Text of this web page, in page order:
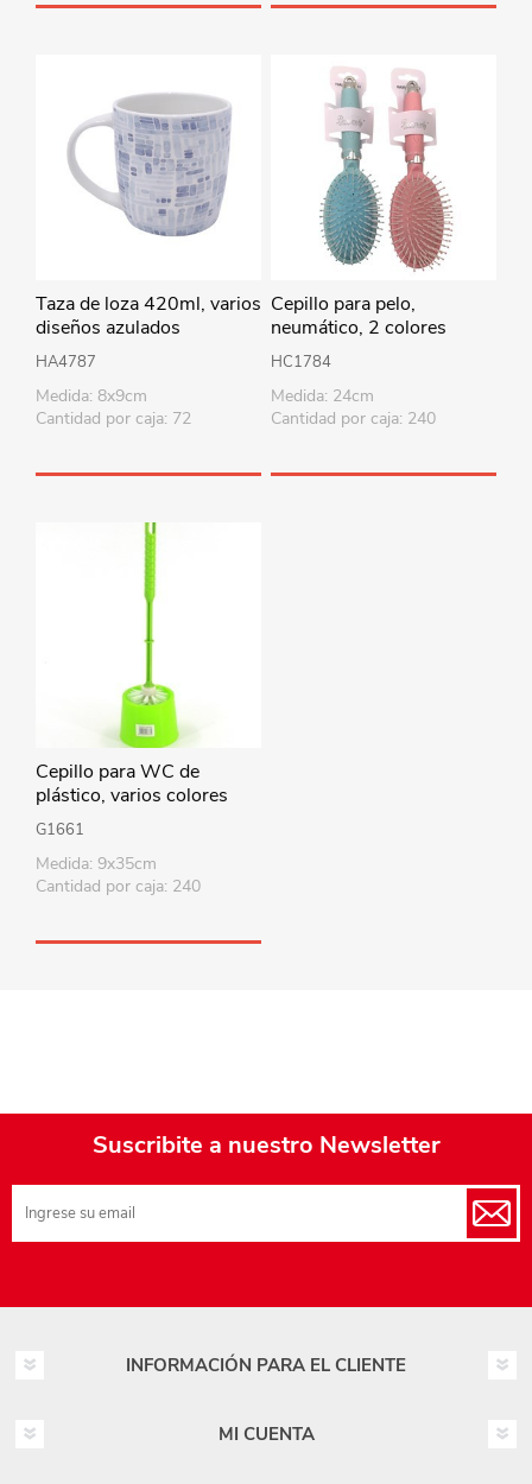
Taza de loza 420ml, varios
diseños azulados
HA4787
Medida: 8x9cm
Cantidad por caja: 72
Cepillo para pelo,
neumático, 2 colores
HC1784
Medida: 24cm
Cantidad por caja: 240
Cepillo para WC de
plástico, varios colores
G1661
Medida: 9x35cm
Cantidad por caja: 240
Suscribite a nuestro Newsletter
INFORMACIÓN PARA EL CLIENTE
MI CUENTA